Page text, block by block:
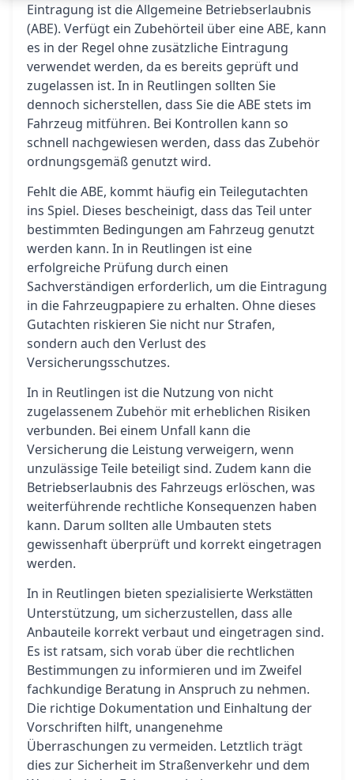
Eintragung ist die Allgemeine Betriebserlaubnis
(ABE). Verfügt ein Zubehörteil über eine ABE, kann
es in der Regel ohne zusätzliche Eintragung
verwendet werden, da es bereits geprüft und
zugelassen ist. In in Reutlingen sollten Sie
dennoch sicherstellen, dass Sie die ABE stets im
Fahrzeug mitführen. Bei Kontrollen kann so
schnell nachgewiesen werden, dass das Zubehör
ordnungsgemäß genutzt wird.
Fehlt die ABE, kommt häufig ein Teilegutachten
ins Spiel. Dieses bescheinigt, dass das Teil unter
bestimmten Bedingungen am Fahrzeug genutzt
werden kann. In in Reutlingen ist eine
erfolgreiche Prüfung durch einen
Sachverständigen erforderlich, um die Eintragung
in die Fahrzeugpapiere zu erhalten. Ohne dieses
Gutachten riskieren Sie nicht nur Strafen,
sondern auch den Verlust des
Versicherungsschutzes.
In in Reutlingen ist die Nutzung von nicht
zugelassenem Zubehör mit erheblichen Risiken
verbunden. Bei einem Unfall kann die
Versicherung die Leistung verweigern, wenn
unzulässige Teile beteiligt sind. Zudem kann die
Betriebserlaubnis des Fahrzeugs erlöschen, was
weiterführende rechtliche Konsequenzen haben
kann. Darum sollten alle Umbauten stets
gewissenhaft überprüft und korrekt eingetragen
werden.
In in Reutlingen bieten spezialisierte Werkstätten
Unterstützung, um sicherzustellen, dass alle
Anbauteile korrekt verbaut und eingetragen sind.
Es ist ratsam, sich vorab über die rechtlichen
Bestimmungen zu informieren und im Zweifel
fachkundige Beratung in Anspruch zu nehmen.
Die richtige Dokumentation und Einhaltung der
Vorschriften hilft, unangenehme
Überraschungen zu vermeiden. Letztlich trägt
dies zur Sicherheit im Straßenverkehr und dem